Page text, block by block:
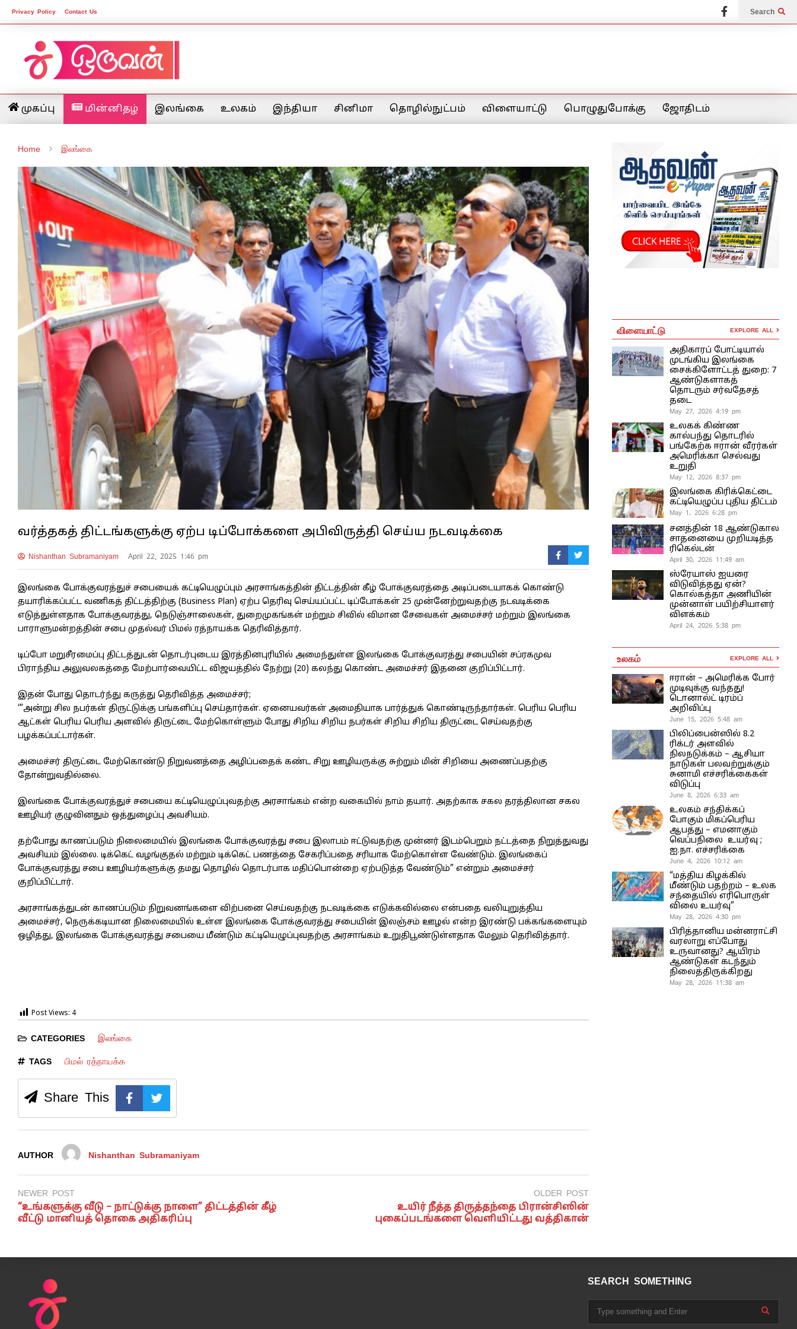
Privacy Policy Contact Us Search
முகப்பு மின்னிதழ் இலங்கை உலகம் இந்தியா சினிமா தொழில்நுட்பம் விளையாட்டு பொழுதுபோக்கு ஜோதிடம்
Home இலங்கை
வர்த்தகத் திட்டங்களுக்கு ஏற்ப டிப்போக்களை அபிவிருத்தி செய்ய நடவடிக்கை
Nishanthan Subramaniyam April 22, 2025 1:46 pm
இலங்கை போக்குவரத்துச் சபையைக் கட்டியெழுப்பும் அரசாங்கத்தின் திட்டத்தின் கீழ் போக்குவரத்தை அடிப்படையாகக் கொண்டு
தயாரிக்கப்பட்ட வணிகத் திட்டத்திற்கு (Business Plan) ஏற்ப தெரிவு செய்யப்பட்ட டிப்போக்கள் 25 முன்னேற்றுவதற்கு நடவடிக்கை
எடுத்துள்ளதாக போக்குவரத்து, நெடுஞ்சாலைகள், துறைமுகங்கள் மற்றும் சிவில் விமான சேவைகள் அமைச்சர் மற்றும் இலங்கை
பாராளுமன்றத்தின் சபை முதல்வர் பிமல் ரத்நாயக்க தெரிவித்தார்.
டிப்போ மறுசீரமைப்பு திட்டத்துடன் தொடர்புடைய இரத்தினபுரியில் அமைந்துள்ள இலங்கை போக்குவரத்து சபையின் சப்ரகமுவ
பிராந்திய அலுவலகத்தை மேற்பார்வையிட்ட விஜயத்தில் நேற்று (20) கலந்து கொண்ட அமைச்சர் இதனை குறிப்பிட்டார்.
இதன் போது தொடர்ந்து கருத்து தெரிவித்த அமைச்சர்;
‘”அன்று சில நபர்கள் திருட்டுக்கு பங்களிப்பு செய்தார்கள். ஏனையவர்கள் அமைதியாக பார்த்துக் கொண்டிருந்தார்கள். பெரிய பெரிய
ஆட்கள் பெரிய பெரிய அளவில் திருட்டை மேற்கொள்ளும் போது சிறிய சிறிய நபர்கள் சிறிய சிறிய திருட்டை செய்வதற்கு
பழக்கப்பட்டார்கள்.
அமைச்சர் திருட்டை மேற்கொண்டு நிறுவனத்தை அழிப்பதைக் கண்ட சிறு ஊழியருக்கு சுற்றும் மின் சிறியை அணைப்பதற்கு
தோன்றுவதில்லை.
இலங்கை போக்குவரத்துச் சபையை கட்டியெழுப்புவதற்கு அரசாங்கம் என்ற வகையில் நாம் தயார். அதற்காக சகல தரத்திலான சகல
ஊழியர் குழுவினதும் ஒத்துழைப்பு அவசியம்.
தற்போது காணப்படும் நிலைமையில் இலங்கை போக்குவரத்து சபை இலாபம் ஈட்டுவதற்கு முன்னர் இடம்பெறும் நட்டத்தை நிறுத்துவது
அவசியம் இல்லை. டிக்கெட் வழங்குதல் மற்றும் டிக்கெட் பணத்தை சேகரிப்பதை சரியாக மேற்கொள்ள வேண்டும். இலங்கைப்
போக்குவரத்து சபை ஊழியர்களுக்கு தமது தொழில் தொடர்பாக மதிப்பொன்றை ஏற்படுத்த வேண்டும்” என்றும் அமைச்சர்
குறிப்பிட்டார்.
அரசாங்கத்துடன் காணப்படும் நிறுவனங்களை விற்பனை செய்வதற்கு நடவடிக்கை எடுக்கவில்லை என்பதை வலியுறுத்திய
அமைச்சர், நெருக்கடியான நிலைமையில் உள்ள இலங்கை போக்குவரத்து சபையின் இலஞ்சம் ஊழல் என்ற இரண்டு பக்கங்களையும்
ஒழித்து, இலங்கை போக்குவரத்து சபையை மீண்டும் கட்டியெழுப்புவதற்கு அரசாங்கம் உறுதிபூண்டுள்ளதாக மேலும் தெரிவித்தார்.
Post Views: 4
CATEGORIES இலங்கை
TAGS பிமல் ரத்நாயக்க
Share This
AUTHOR Nishanthan Subramaniyam
NEWER POST
“உங்களுக்கு வீடு – நாட்டுக்கு நாளை” திட்டத்தின் கீழ்
வீட்டு மானியத் தொகை அதிகரிப்பு
OLDER POST
உயிர் நீத்த திருத்தந்தை பிரான்சிஸின்
புகைப்படங்களை வெளியிட்டது வத்திகான்
விளையாட்டு EXPLORE ALL
அதிகாரப் போட்டியால்
முடங்கிய இலங்கை
சைக்கிளோட்டத் துறை: 7
ஆண்டுகளாகத்
தொடரும் சர்வதேசத்
தடை
May 27, 2026 4:19 pm
உலகக் கிண்ண
கால்பந்து தொடரில்
பங்கேற்க ஈரான் வீரர்கள்
அமெரிக்கா செல்வது
உறுதி
May 12, 2026 8:37 pm
இலங்கை கிரிக்கெட்டை
கட்டியெழுப்ப புதிய திட்டம்
May 1, 2026 6:28 pm
சனத்தின் 18 ஆண்டுகால
சாதனையை முறியடித்த
ரிகெல்டன்
April 30, 2026 11:49 am
ஸ்ரேயாஸ் ஐயரை
விடுவித்தது ஏன்?
கொல்கத்தா அணியின்
முன்னாள் பயிற்சியாளர்
விளக்கம்
April 24, 2026 5:38 pm
உலகம் EXPLORE ALL
ஈரான் – அமெரிக்க போர்
முடிவுக்கு வந்தது!
டொனால்ட் டிரம்ப்
அறிவிப்பு
June 15, 2026 5:48 am
பிலிப்பைன்ஸில் 8.2
ரிக்டர் அளவில்
நிலநடுக்கம் – ஆசியா
நாடுகள் பலவற்றுக்கும்
சுனாமி எச்சரிக்கைகள்
விடுப்பு
June 8, 2026 6:33 am
உலகம் சந்திக்கப்
போகும் மிகப்பெரிய
ஆபத்து – எமனாகும்
வெப்பநிலை உயர்வு ;
ஐ.நா. எச்சரிக்கை
June 4, 2026 10:12 am
“மத்திய கிழக்கில்
மீண்டும் பதற்றம் – உலக
சந்தையில் எரிபொருள்
விலை உயர்வு”
May 28, 2026 4:30 pm
பிரித்தானிய மன்னராட்சி
வரலாறு எப்போது
உருவானது? ஆயிரம்
ஆண்டுகள் கடந்தும்
நிலைத்திருக்கிறது
May 28, 2026 11:38 am
SEARCH SOMETHING